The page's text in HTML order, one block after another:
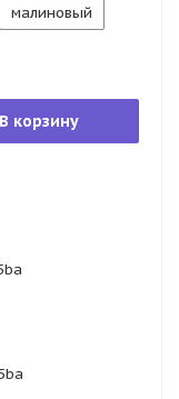
малиновый
В корзину